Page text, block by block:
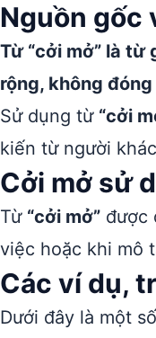
Nguồn gốc
Từ “cởi mở” là từ
rộng, không
Sử dụng từ “cởi
kiến từ người
Cởi mở sử
Từ “cởi mở” được
việc hoặc khi mô
Các ví dụ,
Dưới đây là một